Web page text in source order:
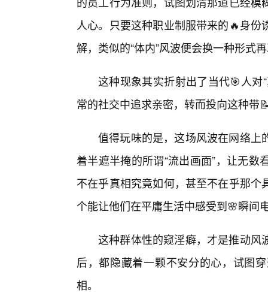
人心。只要这种职业制服带来的🔥身
解，类似的“体内”风波便会换一种形式
这种现象其实折射出了当代🎯人
常的社交中追求亲密，转而投向这种带
值得玩味的是，这场风波在网络上
着半遮半掩的所谓“流出画面”，让无
不在乎真相究竟如何，甚至不在乎那
个能让他们在平庸生活中感受到🌸瞬间
这种群体性的窥淫癖，才是推动风
后，都隐藏着一颗不安分的心，试图
相。